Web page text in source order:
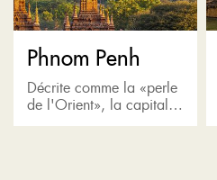
Phnom Penh
Décrite comme la «perle
de l'Orient», la capitale
de Phnom Penh a été